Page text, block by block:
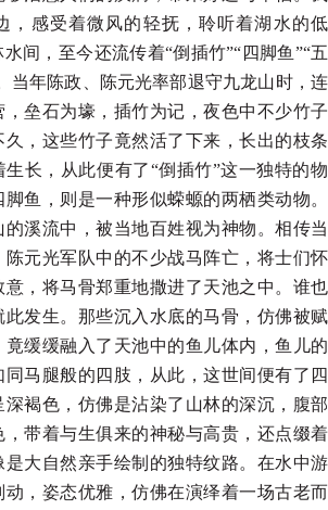
，感受着微风的轻抚，聆听着湖水的低
间，至今还流传着“倒插竹”“四脚鱼”“五
当年陈政、陈元光率部退守九龙山时，连
垒石为壕，插竹为记，夜色中不少竹子
，这些竹子竟然活了下来，长出的枝条
长，从此便有了“倒插竹”这一独特的物
鱼，则是一种形似蝾螈的两栖类动物。
溪流中，被当地百姓视为神物。相传当
陈元光军队中的不少战马阵亡，将士们怀
意，将马骨郑重地撒进了天池之中。谁也
此发生。那些沉入水底的马骨，仿佛被赋
缓缓融入了天池中的鱼儿体内，鱼儿的
马腿般的四肢，从此，这世间便有了四
深褐色，仿佛是沾染了山林的深沉，腹部
，带着与生俱来的神秘与高贵，还点缀着
是大自然亲手绘制的独特纹路。在水中游
动，姿态优雅，仿佛在演绎着一场古老而